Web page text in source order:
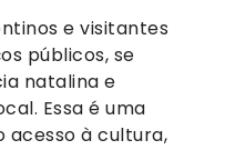
e visitantes
públicos, se
natalina e
Essa é uma
acesso à cultura,